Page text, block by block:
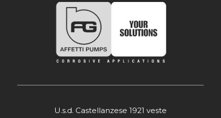
U.s.d. Castellanzese 1921 veste